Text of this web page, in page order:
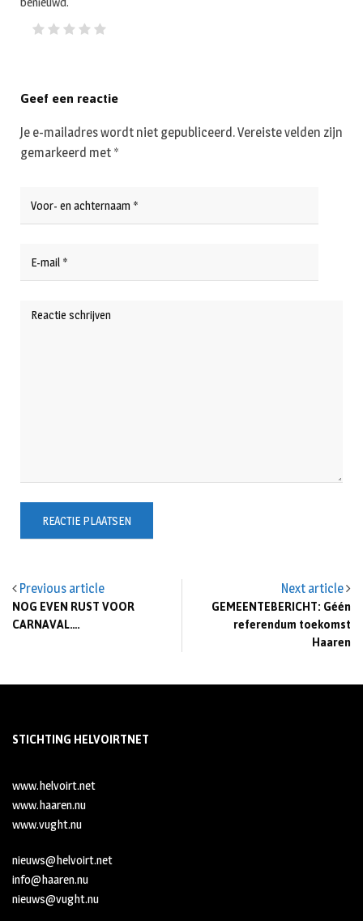
Previous article
NOG EVEN RUST VOOR
CARNAVAL….
Next article
GEMEENTEBERICHT: Géén
referendum toekomst
Haaren
Geef een reactie
Je e-mailadres wordt niet gepubliceerd.Vereiste velden zijn
gemarkeerd met *
STICHTING HELVOIRTNET
www.helvoirt.net
www.haaren.nu
www.vught.nu
nieuws@helvoirt.net
info@haaren.nu
nieuws@vught.nu